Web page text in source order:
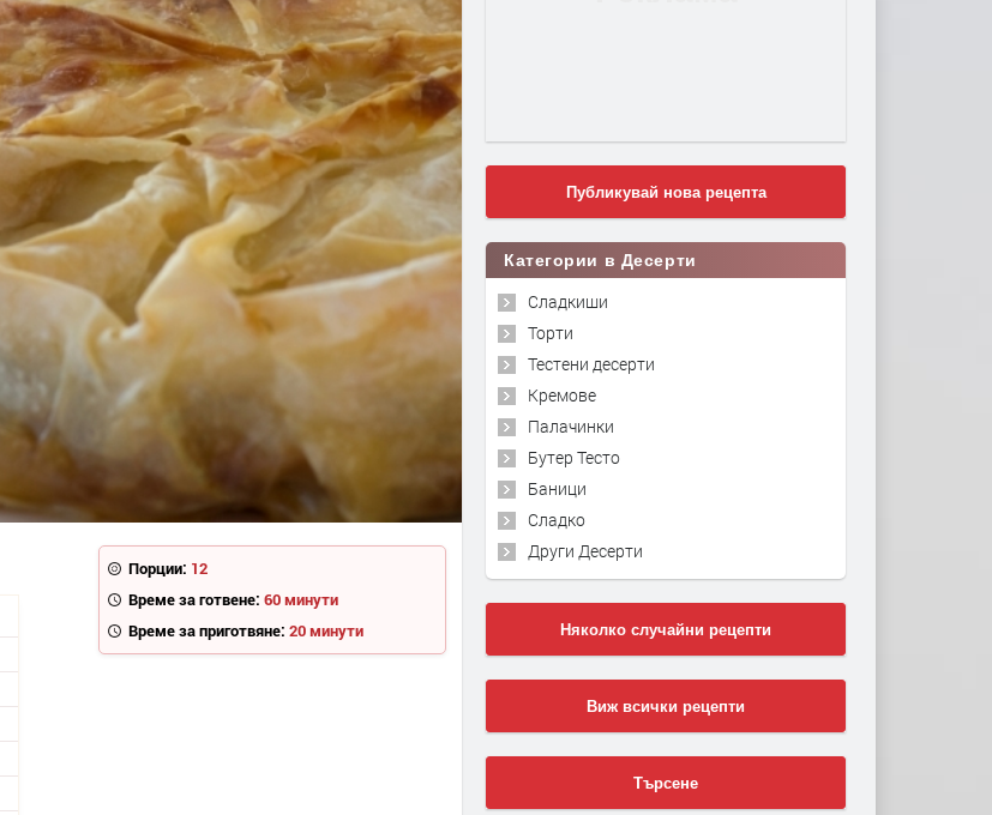
Порции: 12
Време за готвене: 60 минути
Време за приготвяне: 20 минути
Публикувай нова рецепта
Категории в Десерти
Сладкиши
Торти
Тестени десерти
Кремове
Палачинки
Бутер Тесто
Баници
Сладко
Други Десерти
Няколко случайни рецепти
Виж всички рецепти
Търсене